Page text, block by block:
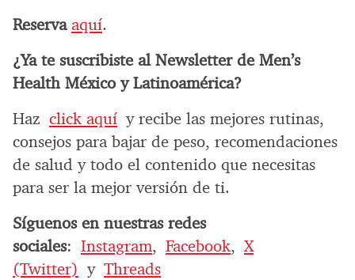
Reserva aquí.
¿Ya te suscribiste al Newsletter de Men’s
Health México y Latinoamérica?
Haz click aquí y recibe las mejores rutinas,
consejos para bajar de peso, recomendaciones
de salud y todo el contenido que necesitas
para ser la mejor versión de ti.
Síguenos en nuestras redes
sociales: Instagram, Facebook,X
(Twitter) y Threads